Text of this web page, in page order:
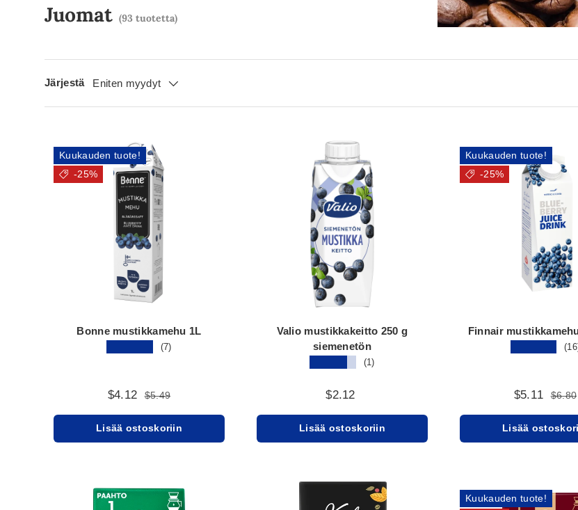
Juomat (93 tuotetta)
Järjestä Eniten myydyt
Kuukauden tuote!
-25%
Bonne mustikkamehu 1L
(7)
$4.12 $5.49
Lisää ostoskoriin
Valio mustikkakeitto 250 g
siemenetön
(1)
$2.12
Lisää ostoskoriin
Kuukauden tuote!
-25%
Finnair
$5.11 $6.80
Lisää
Kuukauden tuote!